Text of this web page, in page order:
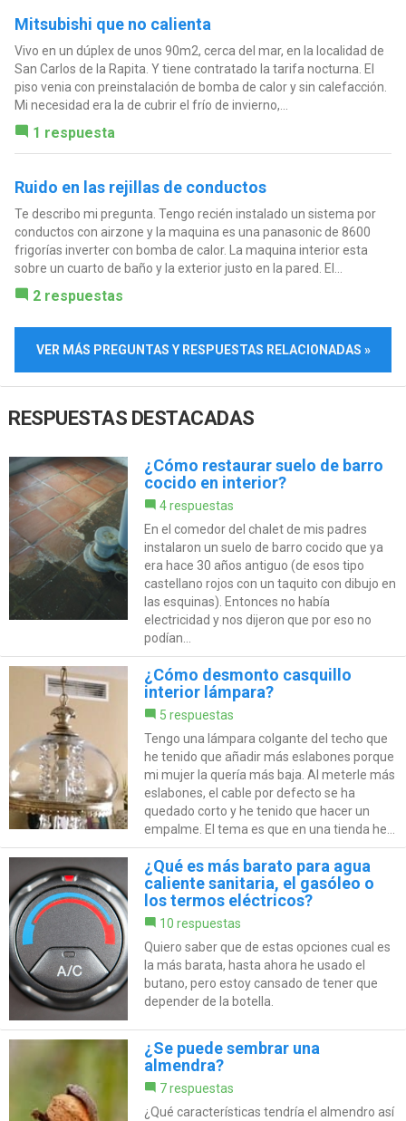
Mitsubishi que no calienta
Vivo en un dúplex de unos 90m2, cerca del mar, en la localidad de
San Carlos de la Rapita. Y tiene contratado la tarifa nocturna. El
piso venia con preinstalación de bomba de calor y sin calefacción.
Mi necesidad era la de cubrir el frío de invierno,...
1 respuesta
Ruido en las rejillas de conductos
Te describo mi pregunta. Tengo recién instalado un sistema por
conductos con airzone y la maquina es una panasonic de 8600
frigorías inverter con bomba de calor. La maquina interior esta
sobre un cuarto de baño y la exterior justo en la pared. El...
2 respuestas
VER MÁS PREGUNTAS Y RESPUESTAS RELACIONADAS »
RESPUESTAS DESTACADAS
¿Cómo restaurar suelo de barro
cocido en interior?
4 respuestas
En el comedor del chalet de mis padres
instalaron un suelo de barro cocido que ya
era hace 30 años antiguo (de esos tipo
castellano rojos con un taquito con dibujo en
las esquinas). Entonces no había
electricidad y nos dijeron que por eso no
podían...
¿Cómo desmonto casquillo
interior lámpara?
5 respuestas
Tengo una lámpara colgante del techo que
he tenido que añadir más eslabones porque
mi mujer la quería más baja. Al meterle más
eslabones, el cable por defecto se ha
quedado corto y he tenido que hacer un
empalme. El tema es que en una tienda he...
¿Qué es más barato para agua
caliente sanitaria, el gasóleo o
los termos eléctricos?
10 respuestas
Quiero saber que de estas opciones cual es
la más barata, hasta ahora he usado el
butano, pero estoy cansado de tener que
depender de la botella.
¿Se puede sembrar una
almendra?
7 respuestas
¿Qué características tendría el almendro así